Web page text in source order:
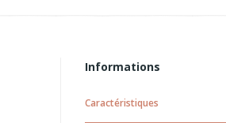
Informations
Caractéristiques